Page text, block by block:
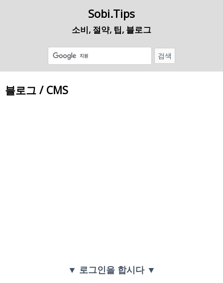
Sobi.Tips
소비, 절약, 팁, 블로그
블로그 / CMS
▼ 로그인을 합시다 ▼